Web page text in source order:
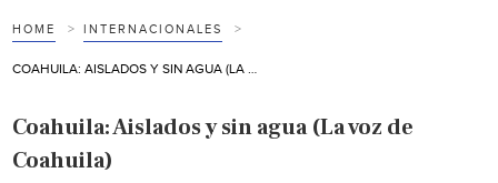
HOME INTERNACIONALES
Coahuila: Aislados y sin agua (La voz de
Coahuila)